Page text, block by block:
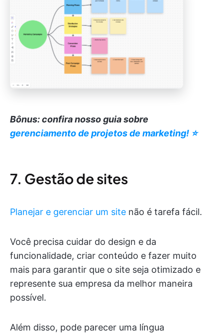
Bônus: confira nosso guia sobre
gerenciamento de projetos de marketing! ⭐️
7. Gestão de sites
Planejar e gerenciar um site não é tarefa fácil.
Você precisa cuidar do design e da
funcionalidade, criar conteúdo e fazer muito
mais para garantir que o site seja otimizado e
represente sua empresa da melhor maneira
possível.
Além disso, pode parecer uma língua